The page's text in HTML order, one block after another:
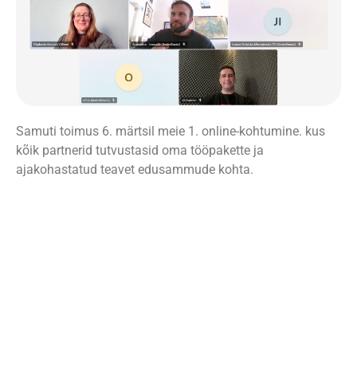
Samuti toimus 6. märtsil meie 1. online-kohtumine. kus
kõik partnerid tutvustasid oma tööpakette ja
ajakohastatud teavet edusammude kohta.